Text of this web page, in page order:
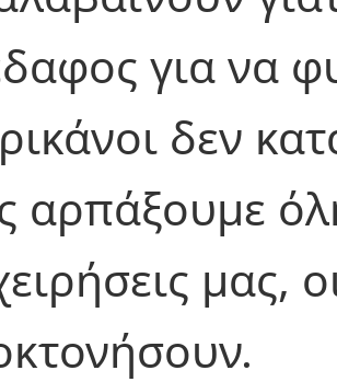
για να
δεν
αρπάξουμε
μας,